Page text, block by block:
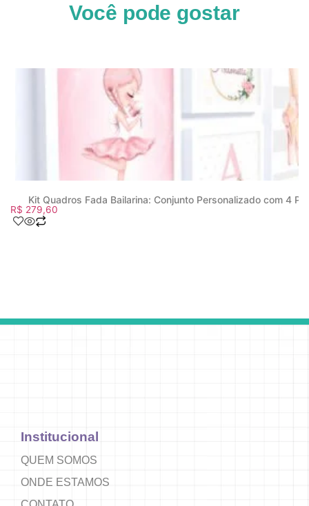
Você pode gostar
Kit Quadros Fada Bailarina: Conjunto Personalizado com 4
R$ 279,60
Institucional
QUEM SOMOS
ONDE ESTAMOS